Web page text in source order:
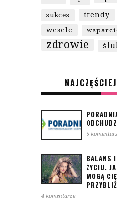
sukces trendy
wesele
zdrowie
5
BALANS I
ŻYCIU.
MOGĄ
4 komentarze